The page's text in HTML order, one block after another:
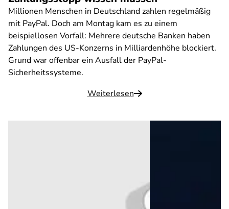
Millionen Menschen in Deutschland zahlen regelmäßig
mit PayPal. Doch am Montag kam es zu einem
beispiellosen Vorfall: Mehrere deutsche Banken haben
Zahlungen des US-Konzerns in Milliardenhöhe blockiert.
Grund war offenbar ein Ausfall der PayPal-
Sicherheitssysteme.
Weiterlesen